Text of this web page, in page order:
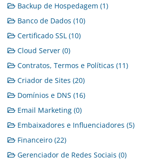
Backup de Hospedagem (1)
Banco de Dados (10)
Certificado SSL (10)
Cloud Server (0)
Contratos, Termos e Políticas (11)
Criador de Sites (20)
Domínios e DNS (16)
Email Marketing (0)
Embaixadores e Influenciadores (5)
Financeiro (22)
Gerenciador de Redes Sociais (0)